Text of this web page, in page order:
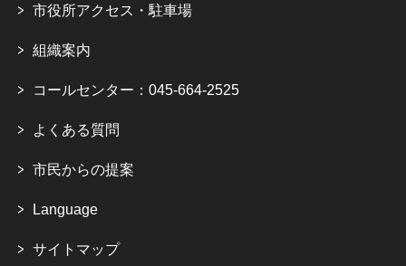
市役所アクセス・駐車場
組織案内
コールセンター：045-664-2525
よくある質問
市民からの提案
Language
サイトマップ